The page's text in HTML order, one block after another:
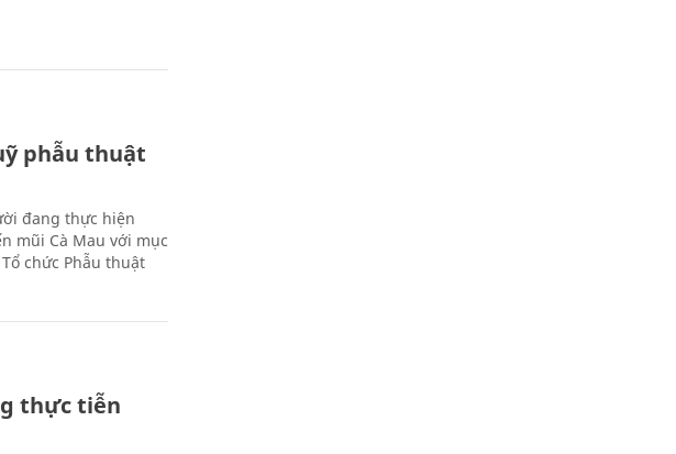
phẫu thuật
đang thực hiện
mũi Cà Mau với mục
chức Phẫu thuật
thực tiễn